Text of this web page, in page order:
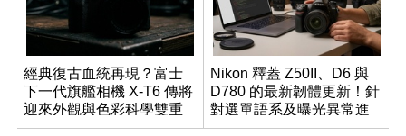
經典復古血統再現？富士
下一代旗艦相機 X-T6 傳將
迎來外觀與色彩科學雙重
優化
Nikon 釋蓋 Z50II、D6 與
D780 的最新韌體更新！針
對選單語系及曝光異常進
行修復